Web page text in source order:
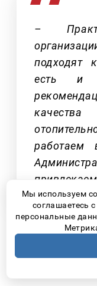
–
подходят
есть и
работаем
Мы используем
соглашаетесь
персональные